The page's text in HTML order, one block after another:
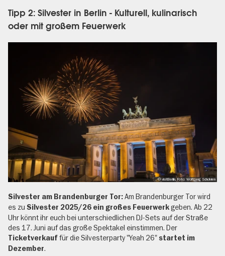
Tipp 2: Silvester in Berlin - Kulturell, kulinarisch
oder mit großem Feuerwerk
, © visitBerlin, Foto: Wolfgang Scholvien
Silvester am Brandenburger Tor:Am Brandenburger Tor wird
es zu Silvester 2025/26 ein großes Feuerwerkgeben. Ab 22
Uhr könnt ihr euch bei unterschiedlichen DJ-Sets auf der Straße
des 17. Juni auf das große Spektakel einstimmen. Der
Ticketverkauffür die Silvesterparty "Yeah 26" startet im
Dezember.